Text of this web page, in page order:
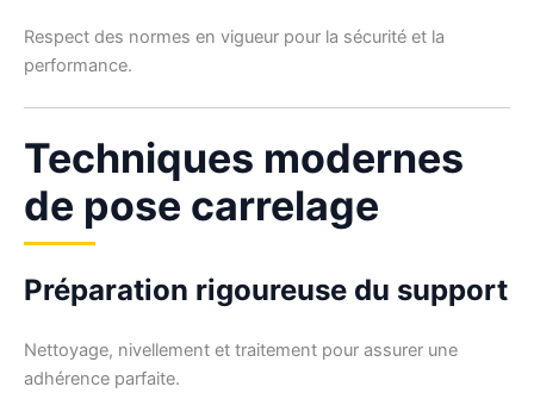
Respect des normes en vigueur pour la sécurité et la
performance.
Techniques modernes
de pose carrelage
Préparation rigoureuse du support
Nettoyage, nivellement et traitement pour assurer une
adhérence parfaite.